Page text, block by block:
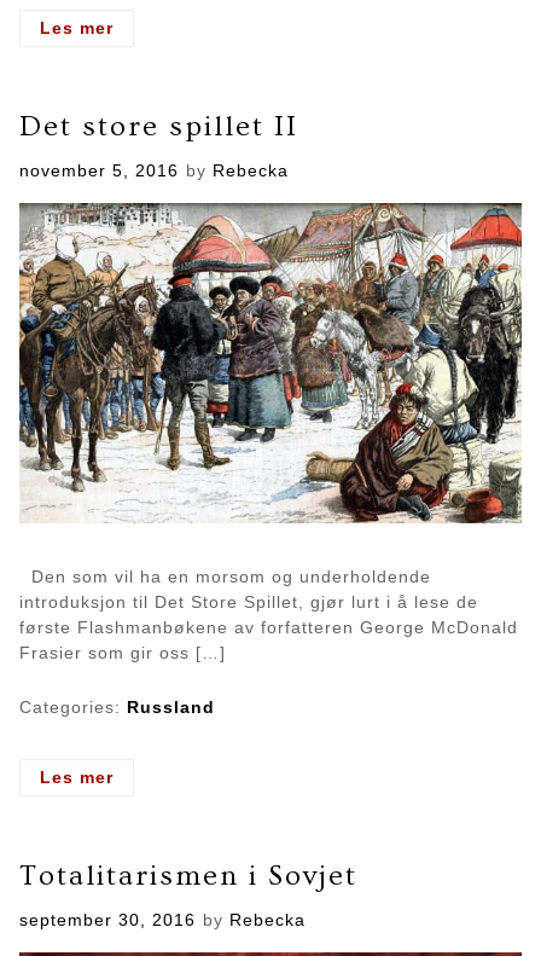
Les mer- Det
Det store spillet II
Posted
november 5, 2016 by Rebecka
Den som vil ha en morsom og underholdende
introduksjon til Det Store Spillet, gjør lurt i å lese de
første Flashmanbøkene av forfatteren George McDonald
Frasier som gir oss […]
Categories: Russland
Les mer- Det
Totalitarismen i Sovjet
Posted
september 30, 2016 by Rebecka